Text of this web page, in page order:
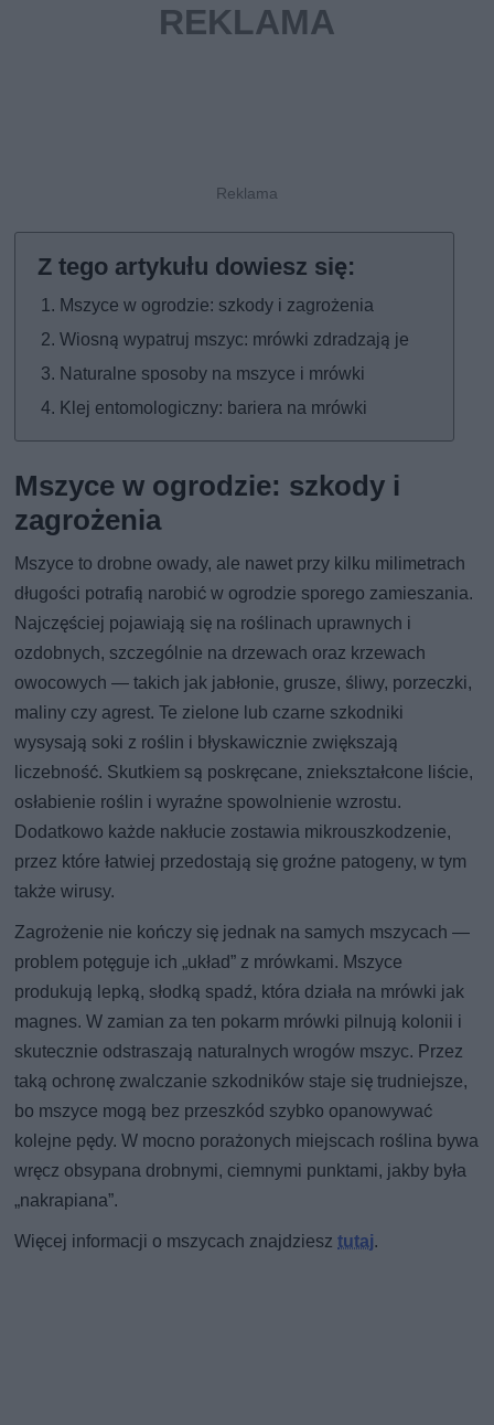
Mszyce w ogrodzie: szkody i zagrożenia
Wiosną wypatruj mszyc: mrówki zdradzają je
Naturalne sposoby na mszyce i mrówki
Klej entomologiczny: bariera na mrówki
Mszyce w ogrodzie: szkody i
zagrożenia
Mszyce to drobne owady, ale nawet przy kilku milimetrach
długości potrafią narobić w ogrodzie sporego zamieszania.
Najczęściej pojawiają się na roślinach uprawnych i
ozdobnych, szczególnie na drzewach oraz krzewach
owocowych — takich jak jabłonie, grusze, śliwy, porzeczki,
maliny czy agrest. Te zielone lub czarne szkodniki
wysysają soki z roślin i błyskawicznie zwiększają
liczebność. Skutkiem są poskręcane, zniekształcone liście,
osłabienie roślin i wyraźne spowolnienie wzrostu.
Dodatkowo każde nakłucie zostawia mikrouszkodzenie,
przez które łatwiej przedostają się groźne patogeny, w tym
także wirusy.
Zagrożenie nie kończy się jednak na samych mszycach —
problem potęguje ich „układ” z mrówkami. Mszyce
produkują lepką, słodką spadź, która działa na mrówki jak
magnes. W zamian za ten pokarm mrówki pilnują kolonii i
skutecznie odstraszają naturalnych wrogów mszyc. Przez
taką ochronę zwalczanie szkodników staje się trudniejsze,
bo mszyce mogą bez przeszkód szybko opanowywać
kolejne pędy. W mocno porażonych miejscach roślina bywa
wręcz obsypana drobnymi, ciemnymi punktami, jakby była
„nakrapiana”.
Więcej informacji o mszycach znajdziesztutaj.